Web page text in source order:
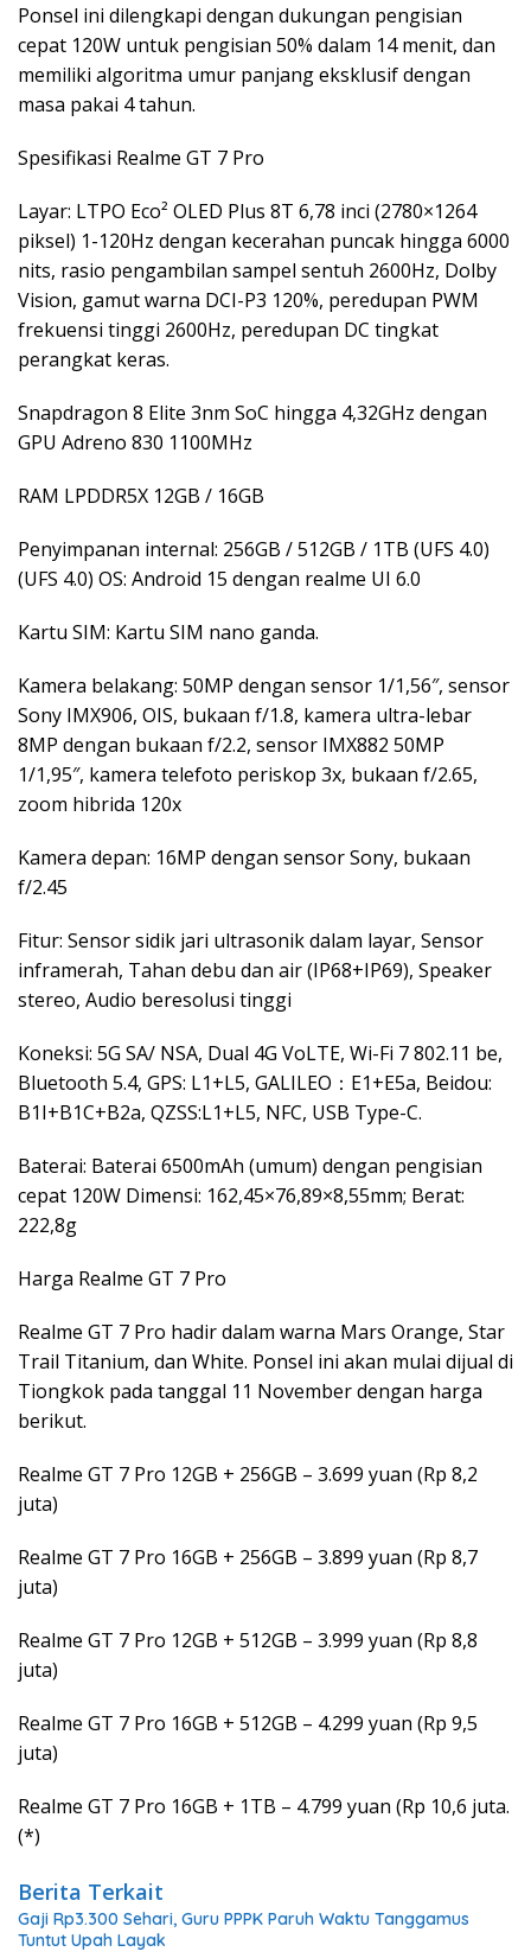
Ponsel ini dilengkapi dengan dukungan pengisian
cepat 120W untuk pengisian 50% dalam 14 menit, dan
memiliki algoritma umur panjang eksklusif dengan
masa pakai 4 tahun.
Spesifikasi Realme GT 7 Pro
Layar: LTPO Eco² OLED Plus 8T 6,78 inci (2780×1264
piksel) 1-120Hz dengan kecerahan puncak hingga 6000
nits, rasio pengambilan sampel sentuh 2600Hz, Dolby
Vision, gamut warna DCI-P3 120%, peredupan PWM
frekuensi tinggi 2600Hz, peredupan DC tingkat
perangkat keras.
Snapdragon 8 Elite 3nm SoC hingga 4,32GHz dengan
GPU Adreno 830 1100MHz
RAM LPDDR5X 12GB / 16GB
Penyimpanan internal: 256GB / 512GB / 1TB (UFS 4.0)
(UFS 4.0) OS: Android 15 dengan realme UI 6.0
Kartu SIM: Kartu SIM nano ganda.
Kamera belakang: 50MP dengan sensor 1/1,56″, sensor
Sony IMX906, OIS, bukaan f/1.8, kamera ultra-lebar
8MP dengan bukaan f/2.2, sensor IMX882 50MP
1/1,95″, kamera telefoto periskop 3x, bukaan f/2.65,
zoom hibrida 120x
Kamera depan: 16MP dengan sensor Sony, bukaan
f/2.45
Fitur: Sensor sidik jari ultrasonik dalam layar, Sensor
inframerah, Tahan debu dan air (IP68+IP69), Speaker
stereo, Audio beresolusi tinggi
Koneksi: 5G SA/ NSA, Dual 4G VoLTE, Wi-Fi 7 802.11 be,
Bluetooth 5.4, GPS: L1+L5, GALILEO：E1+E5a, Beidou:
B1I+B1C+B2a, QZSS:L1+L5, NFC, USB Type-C.
Baterai: Baterai 6500mAh (umum) dengan pengisian
cepat 120W Dimensi: 162,45×76,89×8,55mm; Berat:
222,8g
Harga Realme GT 7 Pro
Realme GT 7 Pro hadir dalam warna Mars Orange, Star
Trail Titanium, dan White. Ponsel ini akan mulai dijual di
Tiongkok pada tanggal 11 November dengan harga
berikut.
Realme GT 7 Pro 12GB + 256GB – 3.699 yuan (Rp 8,2
juta)
Realme GT 7 Pro 16GB + 256GB – 3.899 yuan (Rp 8,7
juta)
Realme GT 7 Pro 12GB + 512GB – 3.999 yuan (Rp 8,8
juta)
Realme GT 7 Pro 16GB + 512GB – 4.299 yuan (Rp 9,5
juta)
Realme GT 7 Pro 16GB + 1TB – 4.799 yuan (Rp 10,6 juta.
(*)
Berita Terkait
Gaji Rp3.300 Sehari, Guru PPPK Paruh Waktu Tanggamus
Tuntut Upah Layak